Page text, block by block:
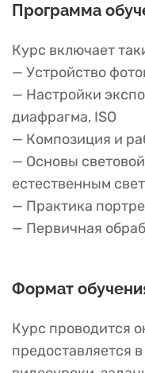
Программа
Курс включает
— Устройство
— Настройки
диафрагма, ISO
— Композиция и
— Основы
естественным
— Практика
— Первичная
Формат
Курс проводится
предоставляется